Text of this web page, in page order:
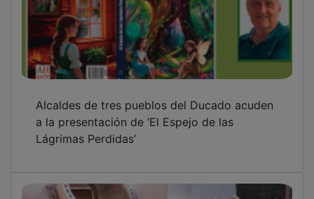
a la presentación de ‘El Espejo de las
Lágrimas Perdidas’